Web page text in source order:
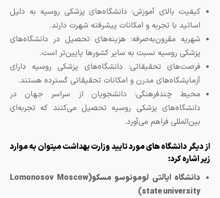
کیفیت بالای آموزش: دانشگاه‌های پزشکی روسیه به دلیل
اساتید با تجربه و امکانات پیشرفته شهرت دارند.
شهریه مقرون‌به‌صرفه: هزینه‌های تحصیل در دانشگاه‌های
پزشکی روسیه نسبت به سایر کشورها پایین‌تر است.
فرصت‌های تحقیقاتی: دانشگاه‌های پزشکی روسیه دارای
آزمایشگاه‌های مدرن و امکانات تحقیقاتی گسترده هستند.
محیط چندفرهنگی: دانشجویان از سراسر جهان در
دانشگاه‌های پزشکی روسیه تحصیل می‌کنند که تجربه‌ای
بین‌المللی فراهم می‌آورد.
دیگر دانشگاه های مورد تایید وزارت بهداشت میتوان به موارد
اشاره کرد:
دانشگاه ایالتی لومونوسو مسکو(Lomonosov Moscow
state university)